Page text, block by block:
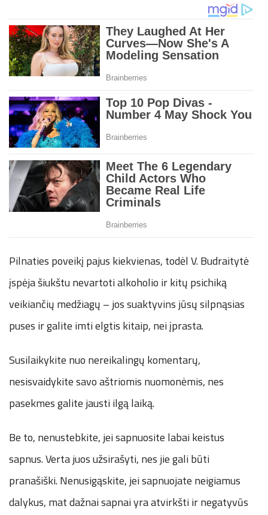
Pilnaties poveikį pajus kiekvienas, todėl V. Budraitytė
įspėja šiukštu nevartoti alkoholio ir kitų psichiką
veikiančių medžiagų – jos suaktyvins jūsų silpnąsias
puses ir galite imti elgtis kitaip, nei įprasta.
Susilaikykite nuo nereikalingų komentarų,
nesisvaidykite savo aštriomis nuomonėmis, nes
pasekmes galite jausti ilgą laiką.
Be to, nenustebkite, jei sapnuosite labai keistus
sapnus. Verta juos užsirašyti, nes jie gali būti
pranašiški. Nenusigąskite, jei sapnuojate neigiamus
dalykus, mat dažnai sapnai yra atvirkšti ir negatyvūs